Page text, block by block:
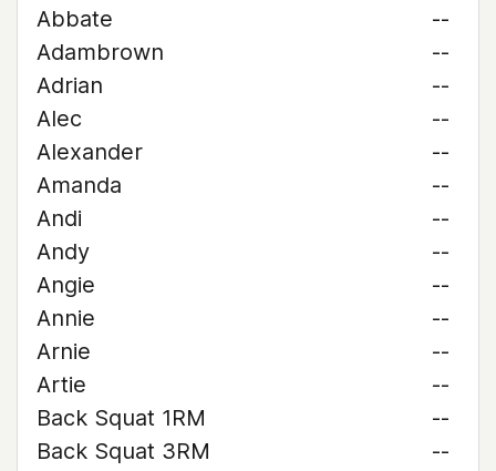
Abbate
--
Adambrown
--
Adrian
--
Alec
--
Alexander
--
Amanda
--
Andi
--
Andy
--
Angie
--
Annie
--
Arnie
--
Artie
--
Back Squat 1RM
--
Back Squat 3RM
--